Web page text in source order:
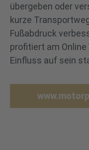
übergeben oder
kurze
Fußabdruck
profitiert am Online
Einfluss auf sein